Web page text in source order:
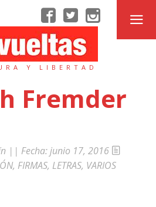
Y LIBERTAD
Fremder
|| Fecha:junio 17, 2016
, FIRMAS, LETRAS, VARIOS